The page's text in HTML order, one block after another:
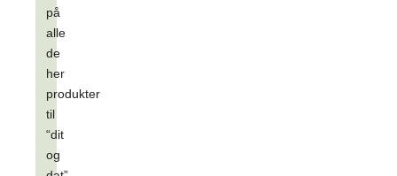
på
alle
de
her
produkter
til
“dit
og